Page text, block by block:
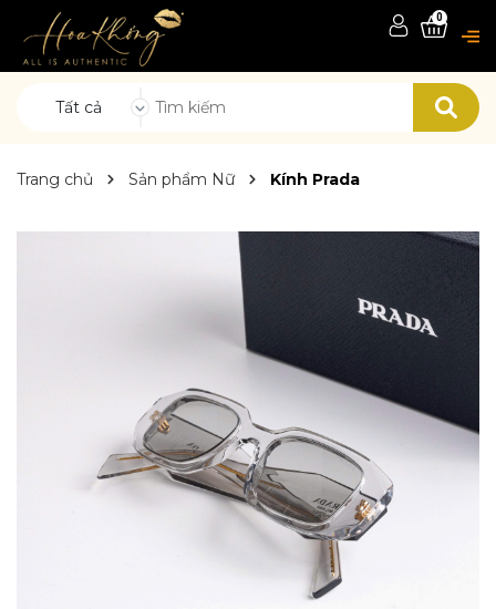
Tất cả
0
Trang chủ Sản phẩm Nữ Kính Prada